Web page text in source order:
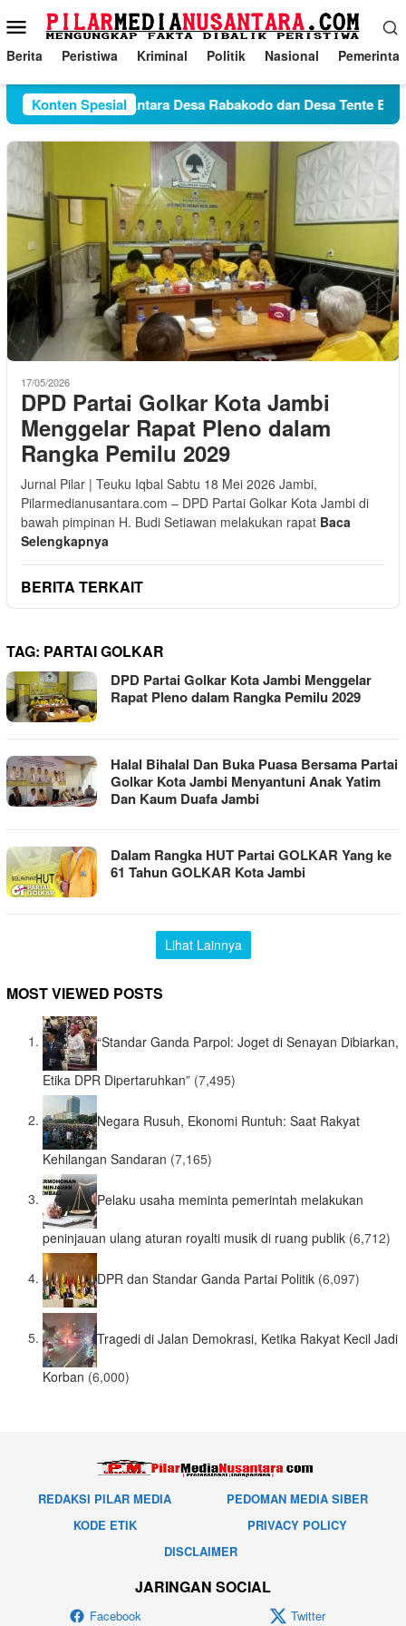
ke
konten
Menu
Mobile
Berita Peristiwa Kriminal Politik Nasional
Konten Spesial
Konflik Antara Desa Rabakodo dan Desa Tente
17/05/2026
DPD Partai Golkar Kota Jambi
Menggelar Rapat Pleno dalam
Rangka Pemilu 2029
Jurnal Pilar | Teuku Iqbal Sabtu 18 Mei 2026 Jambi,
Pilarmedianusantara.com – DPD Partai Golkar Kota Jambi di
bawah pimpinan H. Budi Setiawan melakukan rapat Baca
Selengkapnya
BERITA TERKAIT
TAG: PARTAI GOLKAR
DPD Partai Golkar Kota Jambi Menggelar
Rapat Pleno dalam Rangka Pemilu 2029
Halal Bihalal Dan Buka Puasa Bersama Partai
Golkar Kota Jambi Menyantuni Anak Yatim
Dan Kaum Duafa Jambi
Dalam Rangka HUT Partai GOLKAR Yang ke
61 Tahun GOLKAR Kota Jambi
Lihat Lainnya
MOST VIEWED POSTS
“Standar Ganda Parpol: Joget di Senayan Dibiarkan,
Etika DPR Dipertaruhkan” (7,495)
Negara Rusuh, Ekonomi Runtuh: Saat Rakyat
Kehilangan Sandaran (7,165)
Pelaku usaha meminta pemerintah melakukan
peninjauan ulang aturan royalti musik di ruang publik (6,712)
DPR dan Standar Ganda Partai Politik (6,097)
Tragedi di Jalan Demokrasi, Ketika Rakyat Kecil Jadi
Korban (6,000)
REDAKSI PILAR MEDIA
PEDOMAN MEDIA SIBER
KODE ETIK
PRIVACY POLICY
DISCLAIMER
JARINGAN SOCIAL
Facebook Twitter